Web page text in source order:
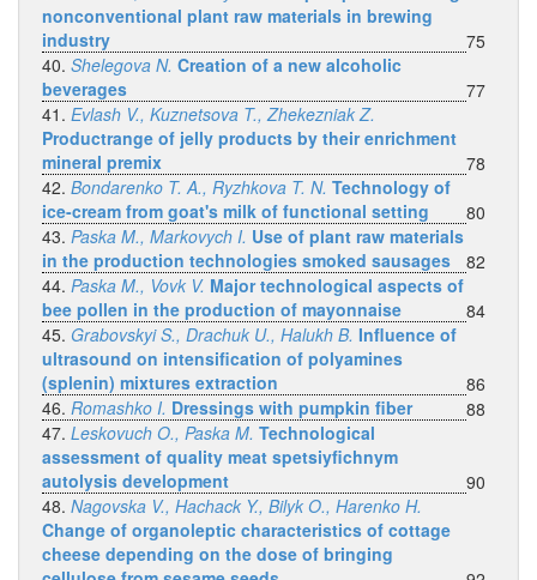
nonconventional plant raw materials in brewing
industry
75
40. Shelegova N. Creation of a new alcoholic
beverages
77
41. Evlash V., Kuznetsova T., Zhekezniak Z.
Productrange of jelly products by their enrichment
mineral premix
78
42. Bondarenko T. A., Ryzhkova T. N. Technology of
ice-cream from goat's milk of functional setting
80
43. Paska M., Markovych I. Use of plant raw materials
in the production technologies smoked sausages
82
44. Paska M., Vovk V. Major technological aspects of
bee pollen in the production of mayonnaise
84
45. Grabovskyi S., Drachuk U., Halukh B. Influence of
ultrasound on intensification of polyamines
(splenin) mixtures extraction
86
46. Romashko I. Dressings with pumpkin fiber
88
47. Leskovuch O., Paska M. Technological
assessment of quality meat spetsiyfichnym
autolysis development
90
48. Nagovska V., Hachack Y., Bilyk O., Harenko H.
Change of organoleptic characteristics of cottage
cheese depending on the dose of bringing